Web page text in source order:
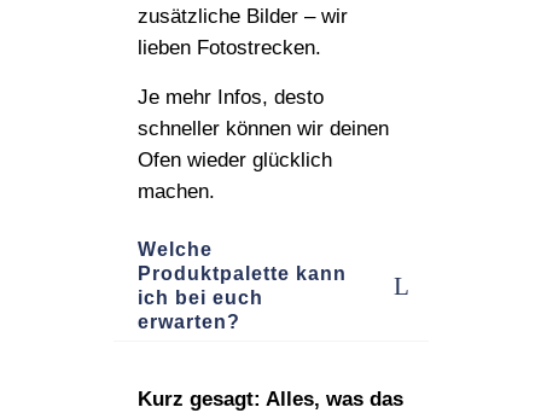
zusätzliche Bilder – wir
lieben Fotostrecken.
Je mehr Infos, desto
schneller können wir deinen
Ofen wieder glücklich
machen.
Welche
Produktpalette kann
ich bei euch
erwarten?
Kurz gesagt: Alles, was das